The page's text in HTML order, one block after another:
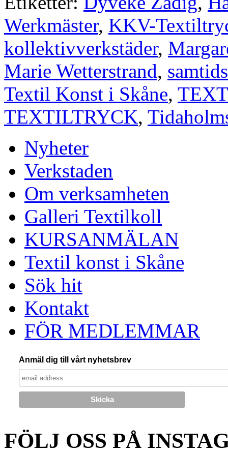
Werkmäster, KKV-
kollektivverkstäder,
Marie Wetterstrand,
Textil Konst i Skåne,
TEXTILTRYCK,
Nyheter
Verkstaden
Om verksamheten
Galleri Textilkoll
KURSANMÄLAN
Textil konst i Skåne
Sök hit
Kontakt
FÖR MEDLEMMAR
Anmäl dig till vårt nyhetsbrev
FÖLJ OSS PÅ